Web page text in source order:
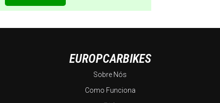
EUROPCARBIKES
Sobre Nós
Como Funciona